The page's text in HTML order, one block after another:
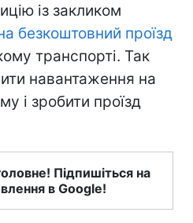
із закликом
безкоштовний проїзд
транспорті. Так
навантаження на
і зробити проїзд
Підпишіться на
в Google!